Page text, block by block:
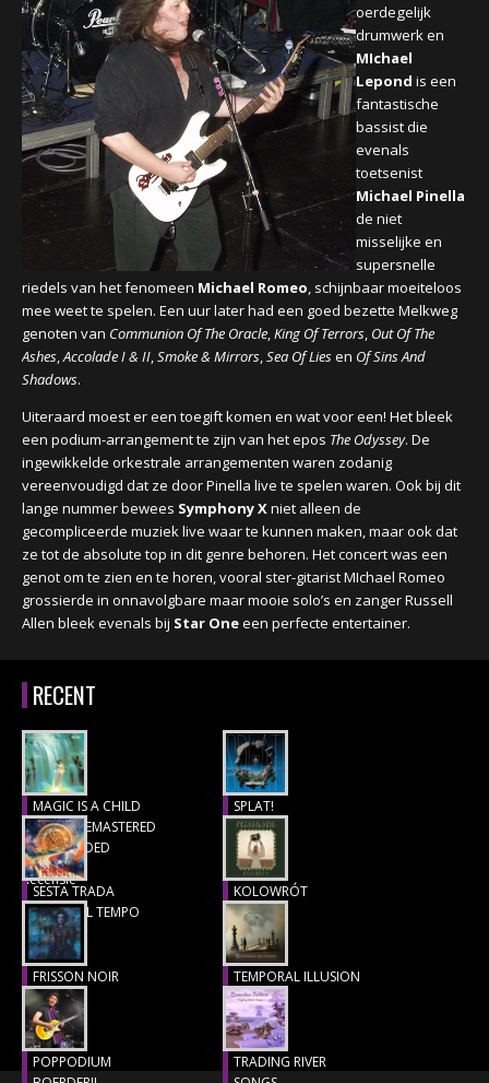
oerdegelijk
drumwerk en
MIchael
Lepond is een
fantastische
bassist die
evenals
toetsenist
Michael Pinella
de niet
misselijke en
supersnelle
riedels van het fenomeen Michael Romeo, schijnbaar moeiteloos
mee weet te spelen. Een uur later had een goed bezette Melkweg
genoten van Communion Of The Oracle,King Of Terrors, Out Of The
Ashes,Accolade I & II,Smoke & Mirrors,Sea Of Liesen Of Sins And
Shadows.
Uiteraard moest er een toegift komen en wat voor een! Het bleek
een podium-arrangement te zijn van het epos The Odyssey. De
ingewikkelde orkestrale arrangementen waren zodanig
vereenvoudigd dat ze door Pinella live te spelen waren. Ook bij dit
lange nummer bewees Symphony Xniet alleen de
gecompliceerde muziek live waar te kunnen maken, maar ook dat
ze tot de absolute top in dit genre behoren. Het concert was een
genot om te zien en te horen, vooral ster-gitarist MIchael Romeo
grossierde in onnavolgbare maar mooie solo’s en zanger Russell
Allen bleek evenals bij Star Oneeen perfecte entertainer.
RECENT
MAGIC IS A CHILD
(1977), REMASTERED
& EXTENDED
Recensie
SPLAT!
Recensie
SESTA TRADA
LUNGO IL TEMPO
Recensie
KOLOWRÓT
Recensie
FRISSON NOIR
Recensie
TEMPORAL ILLUSION
Recensie
POPPODIUM
TRADING RIVER